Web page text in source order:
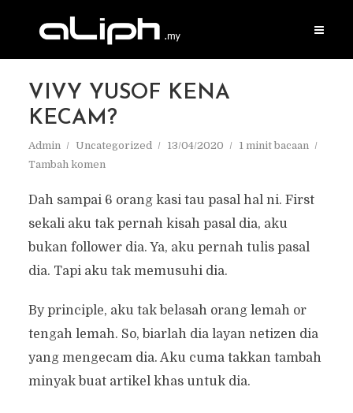
VIVY YUSOF KENA
KECAM?
Admin Uncategorized 13/04/2020
1 minit bacaan
Tambah komen
Dah sampai 6 orang kasi tau pasal hal ni. First
sekali aku tak pernah kisah pasal dia, aku
bukan follower dia. Ya, aku pernah tulis pasal
dia. Tapi aku tak memusuhi dia.
By principle, aku tak belasah orang lemah or
tengah lemah. So, biarlah dia layan netizen dia
yang mengecam dia. Aku cuma takkan tambah
minyak buat artikel khas untuk dia.